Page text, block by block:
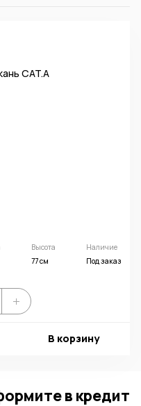
CAT.A
Высота
77 см
Наличие
Под заказ
В корзину
в кредит